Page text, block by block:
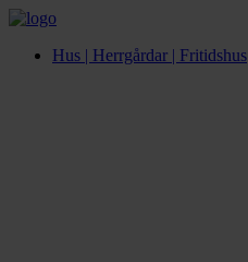
Hus | Herrgårdar | Fritidshus